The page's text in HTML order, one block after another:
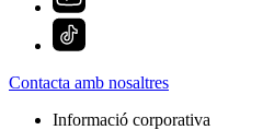
Contacta amb nosaltres
Informació corporativa